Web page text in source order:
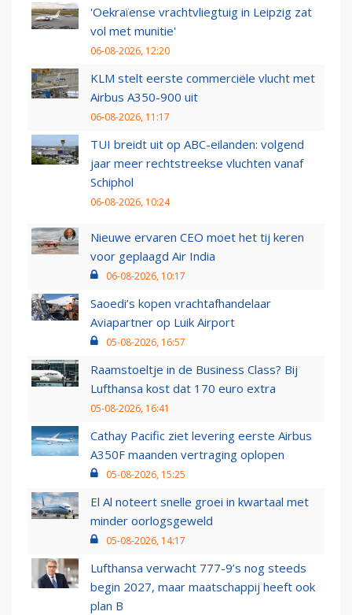
'Oekraïense vrachtvliegtuig in Leipzig zat
vol met munitie'
06-08-2026, 12:20
KLM stelt eerste commerciële vlucht met
Airbus A350-900 uit
06-08-2026, 11:17
TUI breidt uit op ABC-eilanden: volgend
jaar meer rechtstreekse vluchten vanaf
Schiphol
06-08-2026, 10:24
Nieuwe ervaren CEO moet het tij keren
voor geplaagd Air India
06-08-2026, 10:17
Saoedi’s kopen vrachtafhandelaar
Aviapartner op Luik Airport
05-08-2026, 16:57
Raamstoeltje in de Business Class? Bij
Lufthansa kost dat 170 euro extra
05-08-2026, 16:41
Cathay Pacific ziet levering eerste Airbus
A350F maanden vertraging oplopen
05-08-2026, 15:25
El Al noteert snelle groei in kwartaal met
minder oorlogsgeweld
05-08-2026, 14:17
Lufthansa verwacht 777-9’s nog steeds
begin 2027, maar maatschappij heeft ook
plan B